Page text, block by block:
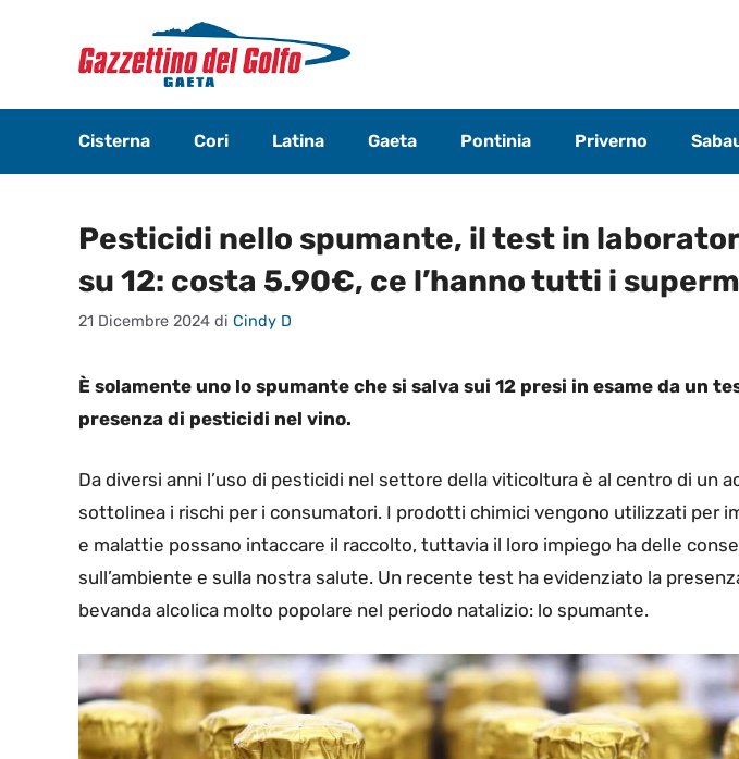
contenuto
Cisterna Cori Latina Gaeta Pontinia Priverno
Pesticidi nello spumante, il test in
su 12: costa 5.90€, ce l’hanno tutti i
21 Dicembre 2024 di Cindy D
È solamente uno lo spumante che si salva sui 12 presi in esame da un
presenza di pesticidi nel vino.
Da diversi anni l’uso di pesticidi nel settore della viticoltura è al centro di un
sottolinea i rischi per i consumatori. I prodotti chimici vengono utilizzati per
e malattie possano intaccare il raccolto, tuttavia il loro impiego ha delle
sull’ambiente e sulla nostra salute. Un recente test ha evidenziato la
bevanda alcolica molto popolare nel periodo natalizio: lo spumante.